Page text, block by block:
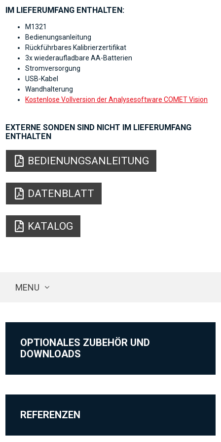
IM LIEFERUMFANG ENTHALTEN:
M1321
Bedienungsanleitung
Rückführbares Kalibrierzertifikat
3x wiederaufladbare AA-Batterien
Stromversorgung
USB-Kabel
Wandhalterung
Kostenlose Vollversion der Analysesoftware COMET Vision
EXTERNE SONDEN SIND NICHT IM LIEFERUMFANG
ENTHALTEN
BEDIENUNGSANLEITUNG
DATENBLATT
KATALOG
MENU
OPTIONALES ZUBEHÖR UND
DOWNLOADS
REFERENZEN